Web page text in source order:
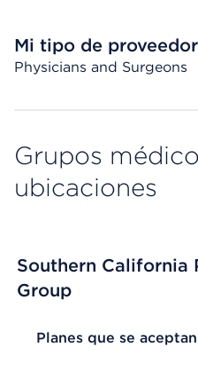
Mi tipo de proveedor
Physicians and Surgeons
Grupos
ubicaciones
Southern California
Group
List Header Planes que se
Planes que se aceptan